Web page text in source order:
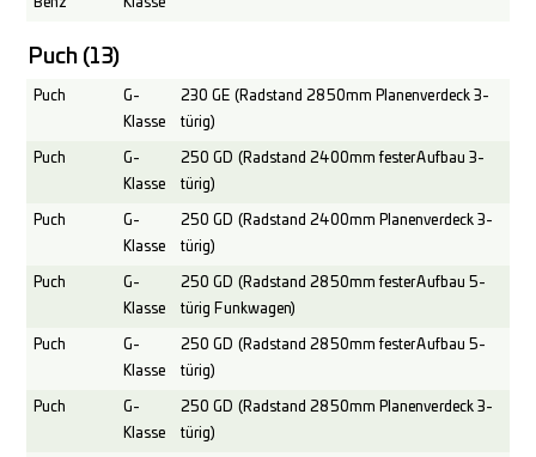
Benz
Klasse
Puch (13)
Puch
G-
Klasse
230 GE (Radstand 2850mm Planenverdeck 3-
türig)
Puch
G-
Klasse
250 GD (Radstand 2400mm fester Aufbau 3-
türig)
Puch
G-
Klasse
250 GD (Radstand 2400mm Planenverdeck 3-
türig)
Puch
G-
Klasse
250 GD (Radstand 2850mm fester Aufbau 5-
türig Funkwagen)
Puch
G-
Klasse
250 GD (Radstand 2850mm fester Aufbau 5-
türig)
Puch
G-
Klasse
250 GD (Radstand 2850mm Planenverdeck 3-
türig)